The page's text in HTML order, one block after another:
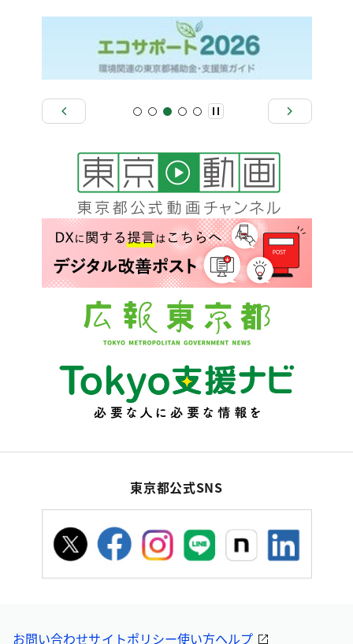
東京都公式SNS
お問い合わせサイトポリシー使い方ヘルプ